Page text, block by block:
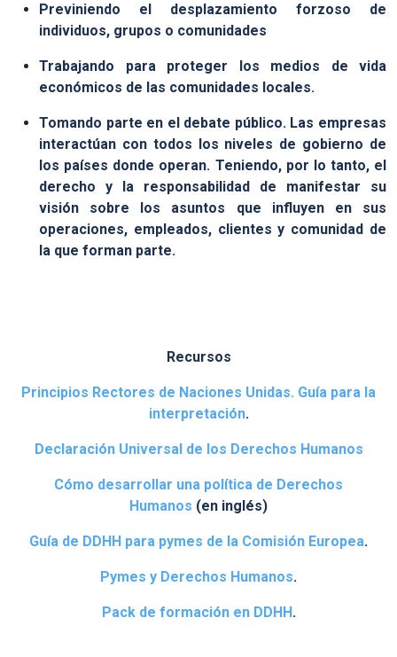
Previniendo el desplazamiento forzoso de
individuos, grupos o comunidades
Trabajando para proteger los medios de vida
económicos de las comunidades locales.
Tomando parte en el debate público. Las empresas
interactúan con todos los niveles de gobierno de
los países donde operan. Teniendo, por lo tanto, el
derecho y la responsabilidad de manifestar su
visión sobre los asuntos que influyen en sus
operaciones, empleados, clientes y comunidad de
la que forman parte.
Recursos
Principios Rectores de Naciones Unidas. Guía para la
interpretación.
Declaración Universal de los Derechos Humanos
Cómo desarrollar una política de Derechos
Humanos (en inglés)
Guía de DDHH para pymes de la Comisión Europea.
Pymes y Derechos Humanos.
Pack de formación en DDHH.